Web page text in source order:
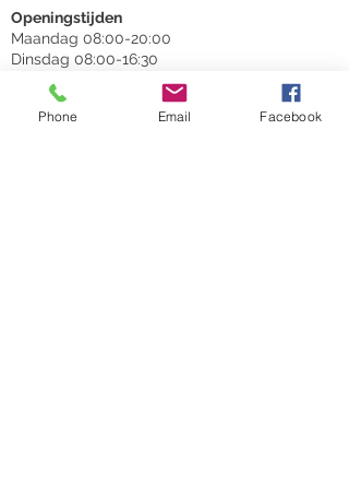
Openingstijden
Maandag 08:00-20:00
Dinsdag 08:00-16:30
Woensdag 08:00-20:00
Donderdag 08:00-16:30
Vrijdag 08:00-16:30
Phone Email Facebook